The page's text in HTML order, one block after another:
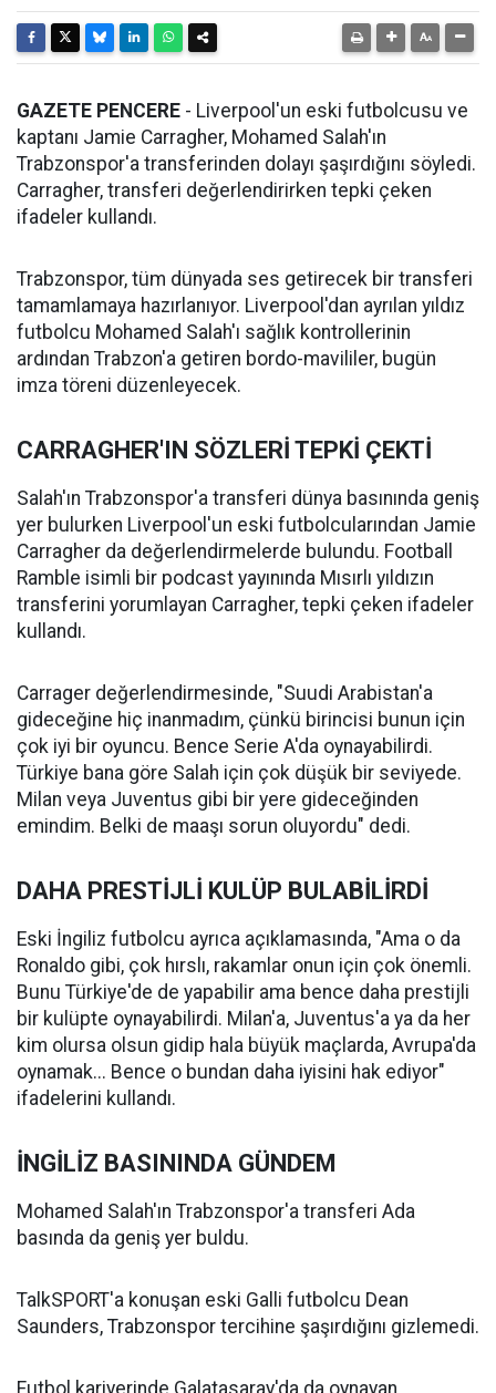
GAZETE PENCERE - Liverpool'un eski futbolcusu ve
kaptanı Jamie Carragher, Mohamed Salah'ın
Trabzonspor'a transferinden dolayı şaşırdığını söyledi.
Carragher, transferi değerlendirirken tepki çeken
ifadeler kullandı.
Trabzonspor, tüm dünyada ses getirecek bir transferi
tamamlamaya hazırlanıyor. Liverpool'dan ayrılan yıldız
futbolcu Mohamed Salah'ı sağlık kontrollerinin
ardından Trabzon'a getiren bordo-mavililer, bugün
imza töreni düzenleyecek.
CARRAGHER'IN SÖZLERİ TEPKİ ÇEKTİ
Salah'ın Trabzonspor'a transferi dünya basınında geniş
yer bulurken Liverpool'un eski futbolcularından Jamie
Carragher da değerlendirmelerde bulundu. Football
Ramble isimli bir podcast yayınında Mısırlı yıldızın
transferini yorumlayan Carragher, tepki çeken ifadeler
kullandı.
Carrager değerlendirmesinde, "Suudi Arabistan'a
gideceğine hiç inanmadım, çünkü birincisi bunun için
çok iyi bir oyuncu. Bence Serie A'da oynayabilirdi.
Türkiye bana göre Salah için çok düşük bir seviyede.
Milan veya Juventus gibi bir yere gideceğinden
emindim. Belki de maaşı sorun oluyordu" dedi.
DAHA PRESTİJLİ KULÜP BULABİLİRDİ
Eski İngiliz futbolcu ayrıca açıklamasında, "Ama o da
Ronaldo gibi, çok hırslı, rakamlar onun için çok önemli.
Bunu Türkiye'de de yapabilir ama bence daha prestijli
bir kulüpte oynayabilirdi. Milan'a, Juventus'a ya da her
kim olursa olsun gidip hala büyük maçlarda, Avrupa'da
oynamak... Bence o bundan daha iyisini hak ediyor"
ifadelerini kullandı.
İNGİLİZ BASININDA GÜNDEM
Mohamed Salah'ın Trabzonspor'a transferi Ada
basında da geniş yer buldu.
TalkSPORT'a konuşan eski Galli futbolcu Dean
Saunders, Trabzonspor tercihine şaşırdığını gizlemedi.